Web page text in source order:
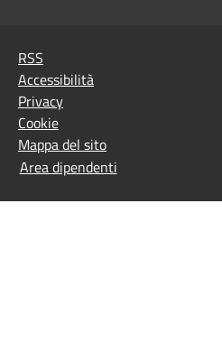
RSS
Accessibilità
Privacy
Cookie
Mappa del sito
Area dipendenti